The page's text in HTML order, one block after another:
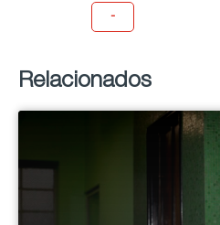
-
Relacionados